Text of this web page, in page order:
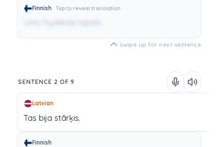
Finnish Tap to reveal translation
Lintu hyökkäsi lapsiin.
swipe up for next sentence
SENTENCE 2 OF 9
Latvian
Tas bija stārķis.
Finnish